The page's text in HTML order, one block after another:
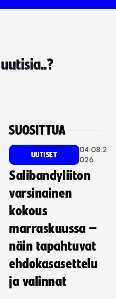
SUOSITTUA
UUTISET
04.08.2
026
Salibandyliiton
varsinainen
kokous
marraskuussa –
näin tapahtuvat
ehdokasasettelu
ja valinnat